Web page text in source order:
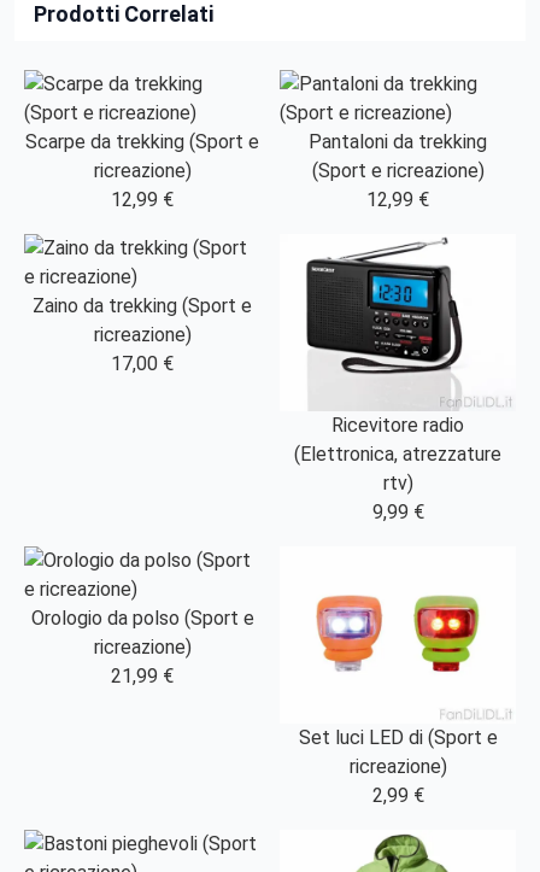
Prodotti Correlati
Scarpe da trekking (Sport e
ricreazione)
12,99 €
Pantaloni da trekking
(Sport e ricreazione)
12,99 €
Zaino da trekking (Sport e
ricreazione)
17,00 €
Ricevitore radio
(Elettronica, atrezzature
rtv)
9,99 €
Orologio da polso (Sport e
ricreazione)
21,99 €
Set luci LED di (Sport e
ricreazione)
2,99 €